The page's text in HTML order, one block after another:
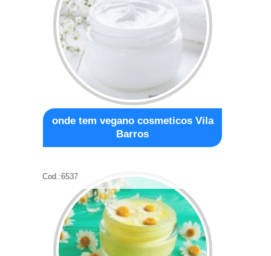
onde tem vegano cosmeticos Vila
Barros
Cod.:6537